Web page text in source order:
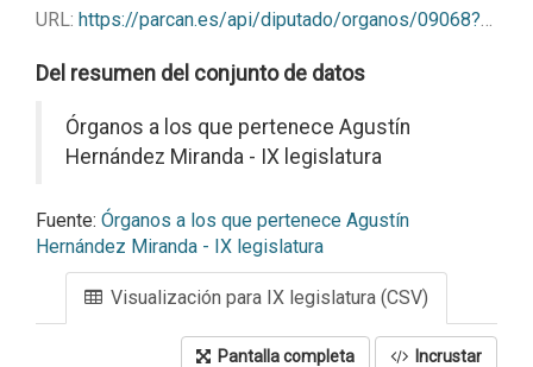
URL: https://parcan.es/api/diputado/organos/09068?format=csv
Del resumen del conjunto de datos
Órganos a los que pertenece Agustín
Hernández Miranda - IX legislatura
Fuente: Órganos a los que pertenece Agustín
Hernández Miranda - IX legislatura
Visualización para IX legislatura (CSV)
Pantalla completa Incrustar